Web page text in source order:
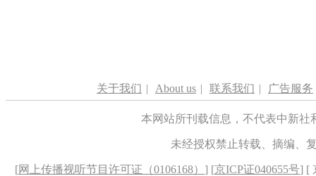
关于我们 | About us | 联系我们 | 广告服务
本网站所刊载信息，不代表中新
未经授权禁止转载、摘编、
[网上传播视听节目许可证（0106168） ] [京ICP证040655号] [